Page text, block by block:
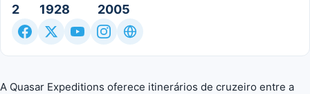
2 1928 2005
A Quasar Expeditions oferece itinerários de cruzeiro entre a